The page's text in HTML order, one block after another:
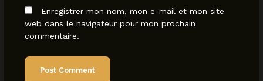
Enregistrer mon nom, mon e-mail et mon site
web dans le navigateur pour mon prochain
commentaire.